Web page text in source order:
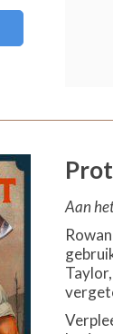
Aan